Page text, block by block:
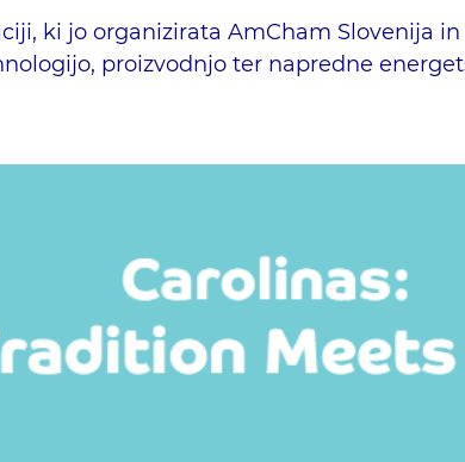
ki jo organizirata AmCham Slovenija
proizvodnjo ter napredne